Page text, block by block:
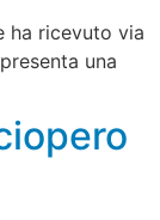
ha ricevuto via
una